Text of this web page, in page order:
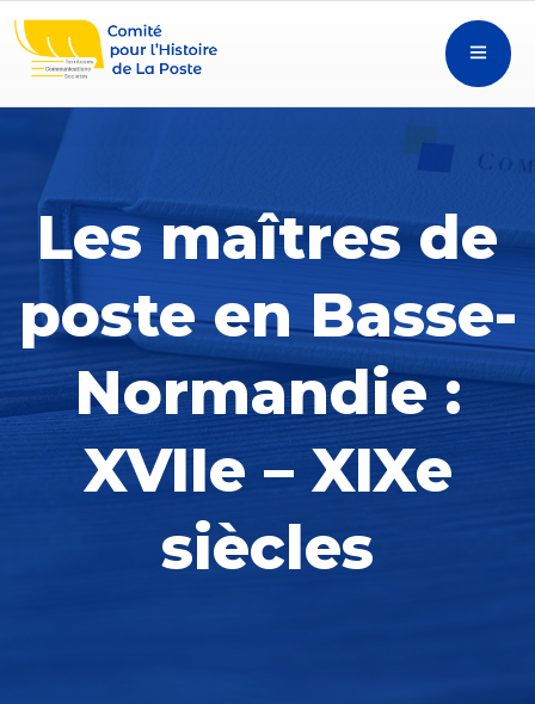
Les maîtres de
poste en Basse-
Normandie :
XVIIe – XIXe
siècles